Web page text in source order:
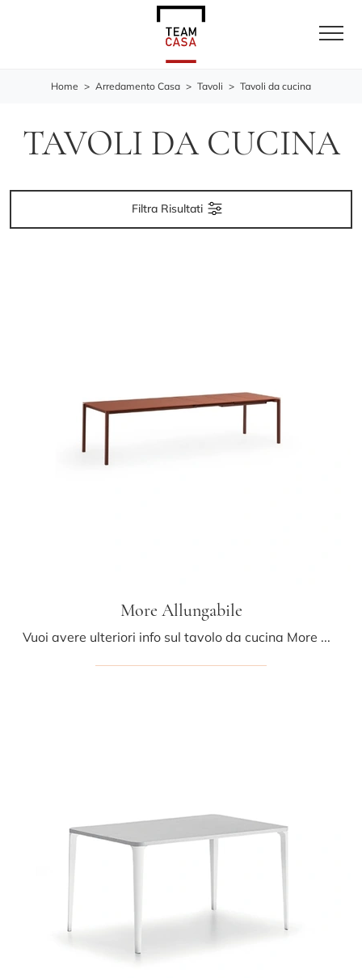
Home > Arredamento Casa > Tavoli > Tavoli da cucina
TAVOLI DA CUCINA
Filtra Risultati
More Allungabile
Vuoi avere ulteriori info sul tavolo da cucina More Allungabile di Midj? Clicca e ottieni informazioni sui modelli allungabili del brand.